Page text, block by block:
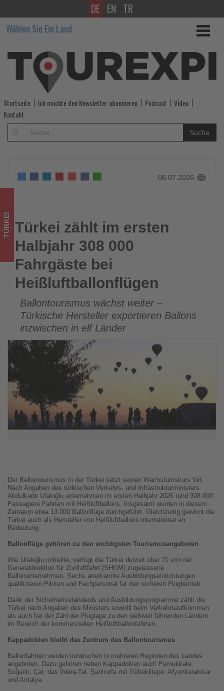
Türkei
zählt
im
ersten
Halbjahr
308
000
bei
-
Wissen,
was
im
Tourismus
los
ist!
DE EN TR
Wählen Sie Ein Land
Startseite Ich möchte den Newsletter abonnieren Podcast
Video
Kontakt
Suche
06.07.2026
Türkei zählt im ersten Halbjahr 308 000 Fahrgäste bei
Heißluftballonflügen
TÜRKEI Türkei zählt im ersten
Halbjahr 308 000
Fahrgäste bei
Heißluftballonflügen
Ballontourismus wächst weiter –
Türkische Hersteller exportieren Ballons
inzwischen in elf Länder
Der Ballontourismus in der Türkei setzt seinen Wachstumskurs fort.
Nach Angaben des türkischen Verkehrs- und Infrastrukturministers
Abdulkadir Uraloğlu unternahmen im ersten Halbjahr 2026 rund 308.000
Passagiere Fahrten mit Heißluftballons. Insgesamt wurden in diesem
Zeitraum etwa 13.000 Ballonflüge durchgeführt. Gleichzeitig gewinnt die
Türkei auch als Hersteller von Heißluftballons international an
Bedeutung.
Ballonflüge gehören zu den wichtigsten Tourismusangeboten
Wie Uraloğlu mitteilte, verfügt die Türkei derzeit über 71 von der
Generaldirektion für Zivilluftfahrt (SHGM) zugelassene
Ballonunternehmen. Sechs anerkannte Ausbildungseinrichtungen
qualifizieren Piloten und Fachpersonal für den sicheren Flugbetrieb.
Dank der Sicherheitsstandards und Ausbildungsprogramme zählt die
Türkei nach Angaben des Ministers sowohl beim Verkehrsaufkommen
als auch bei der Zahl der Flugtage zu den weltweit führenden Ländern
im Bereich der kommerziellen Heißluftballonfahrten.
Kappadokien bleibt das Zentrum des Ballontourismus
Ballonfahrten werden inzwischen in mehreren Regionen des Landes
angeboten. Dazu gehören neben Kappadokien auch Pamukkale,
Soğanlı, Çat, das Ihlara-Tal, Şanlıurfa mit Göbeklitepe, Afyonkarahisar
und Antalya.